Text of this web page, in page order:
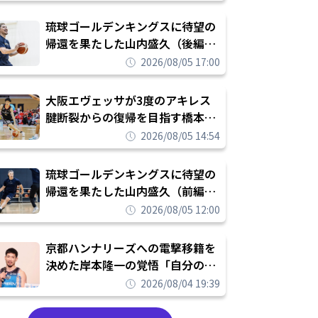
し進めて結果を求めるシーズンへ
琉球ゴールデンキングスに待望の
帰還を果たした山内盛久（後編）
「1人のウチナーンチュとしてみ
んなが誇りに思えるチームにして
いく」
2026/08/05 17:00
大阪エヴェッサが3度のアキレス
腱断裂からの復帰を目指す橋本拓
哉と契約を締結「もう一度コート
に立ちたい」
2026/08/05 14:54
琉球ゴールデンキングスに待望の
帰還を果たした山内盛久（前編）
「キングスが積み上げてきたもの
を次の世代に繋いでいくのがやり
甲斐」
2026/08/05 12:00
京都ハンナリーズへの電撃移籍を
決めた岸本隆一の覚悟「自分のエ
ゴというちっぽけなことのため
に、京都に来たわけではない」
2026/08/04 19:39